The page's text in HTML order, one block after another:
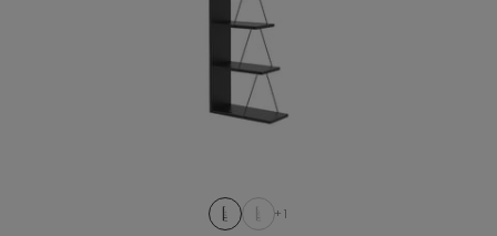
+1